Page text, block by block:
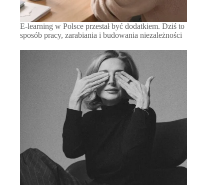
E-learning w Polsce przestał być dodatkiem. Dziś to
sposób pracy, zarabiania i budowania niezależności